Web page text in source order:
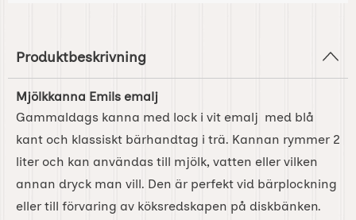
Produktbeskrivning
Mjölkkanna Emils emalj
Gammaldags kanna med lock i vit emalj med blå
kant och klassiskt bärhandtag i trä. Kannan rymmer 2
liter och kan användas till mjölk, vatten eller vilken
annan dryck man vill. Den är perfekt vid bärplockning
eller till förvaring av köksredskapen på diskbänken.